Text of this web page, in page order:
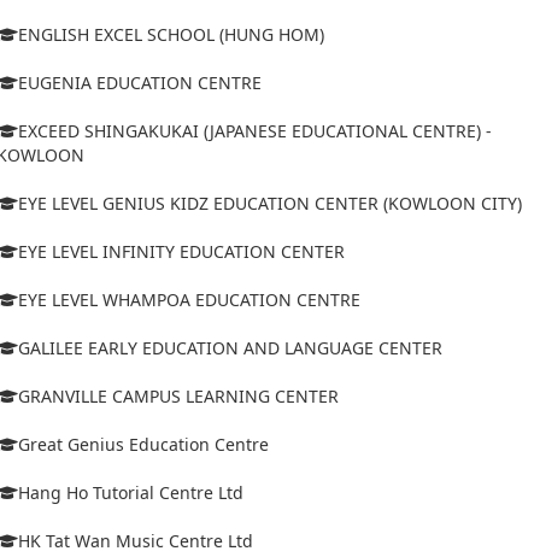
ENGLISH EXCEL SCHOOL (HUNG HOM)
EUGENIA EDUCATION CENTRE
EXCEED SHINGAKUKAI (JAPANESE EDUCATIONAL CENTRE) -
EYE LEVEL GENIUS KIDZ EDUCATION CENTER (KOWLOON CITY)
EYE LEVEL INFINITY EDUCATION CENTER
EYE LEVEL WHAMPOA EDUCATION CENTRE
GALILEE EARLY EDUCATION AND LANGUAGE CENTER
GRANVILLE CAMPUS LEARNING CENTER
Great Genius Education Centre
Hang Ho Tutorial Centre Ltd
HK Tat Wan Music Centre Ltd